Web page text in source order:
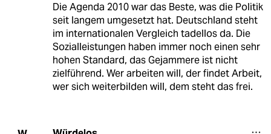
Die Agenda 2010 war das Beste, was die Politik
seit langem umgesetzt hat. Deutschland steht
im internationalen Vergleich tadellos da. Die
Sozialleistungen haben immer noch einen sehr
hohen Standard, das Gejammere ist nicht
zielführend. Wer arbeiten will, der findet Arbeit,
wer sich weiterbilden will, dem steht das frei.